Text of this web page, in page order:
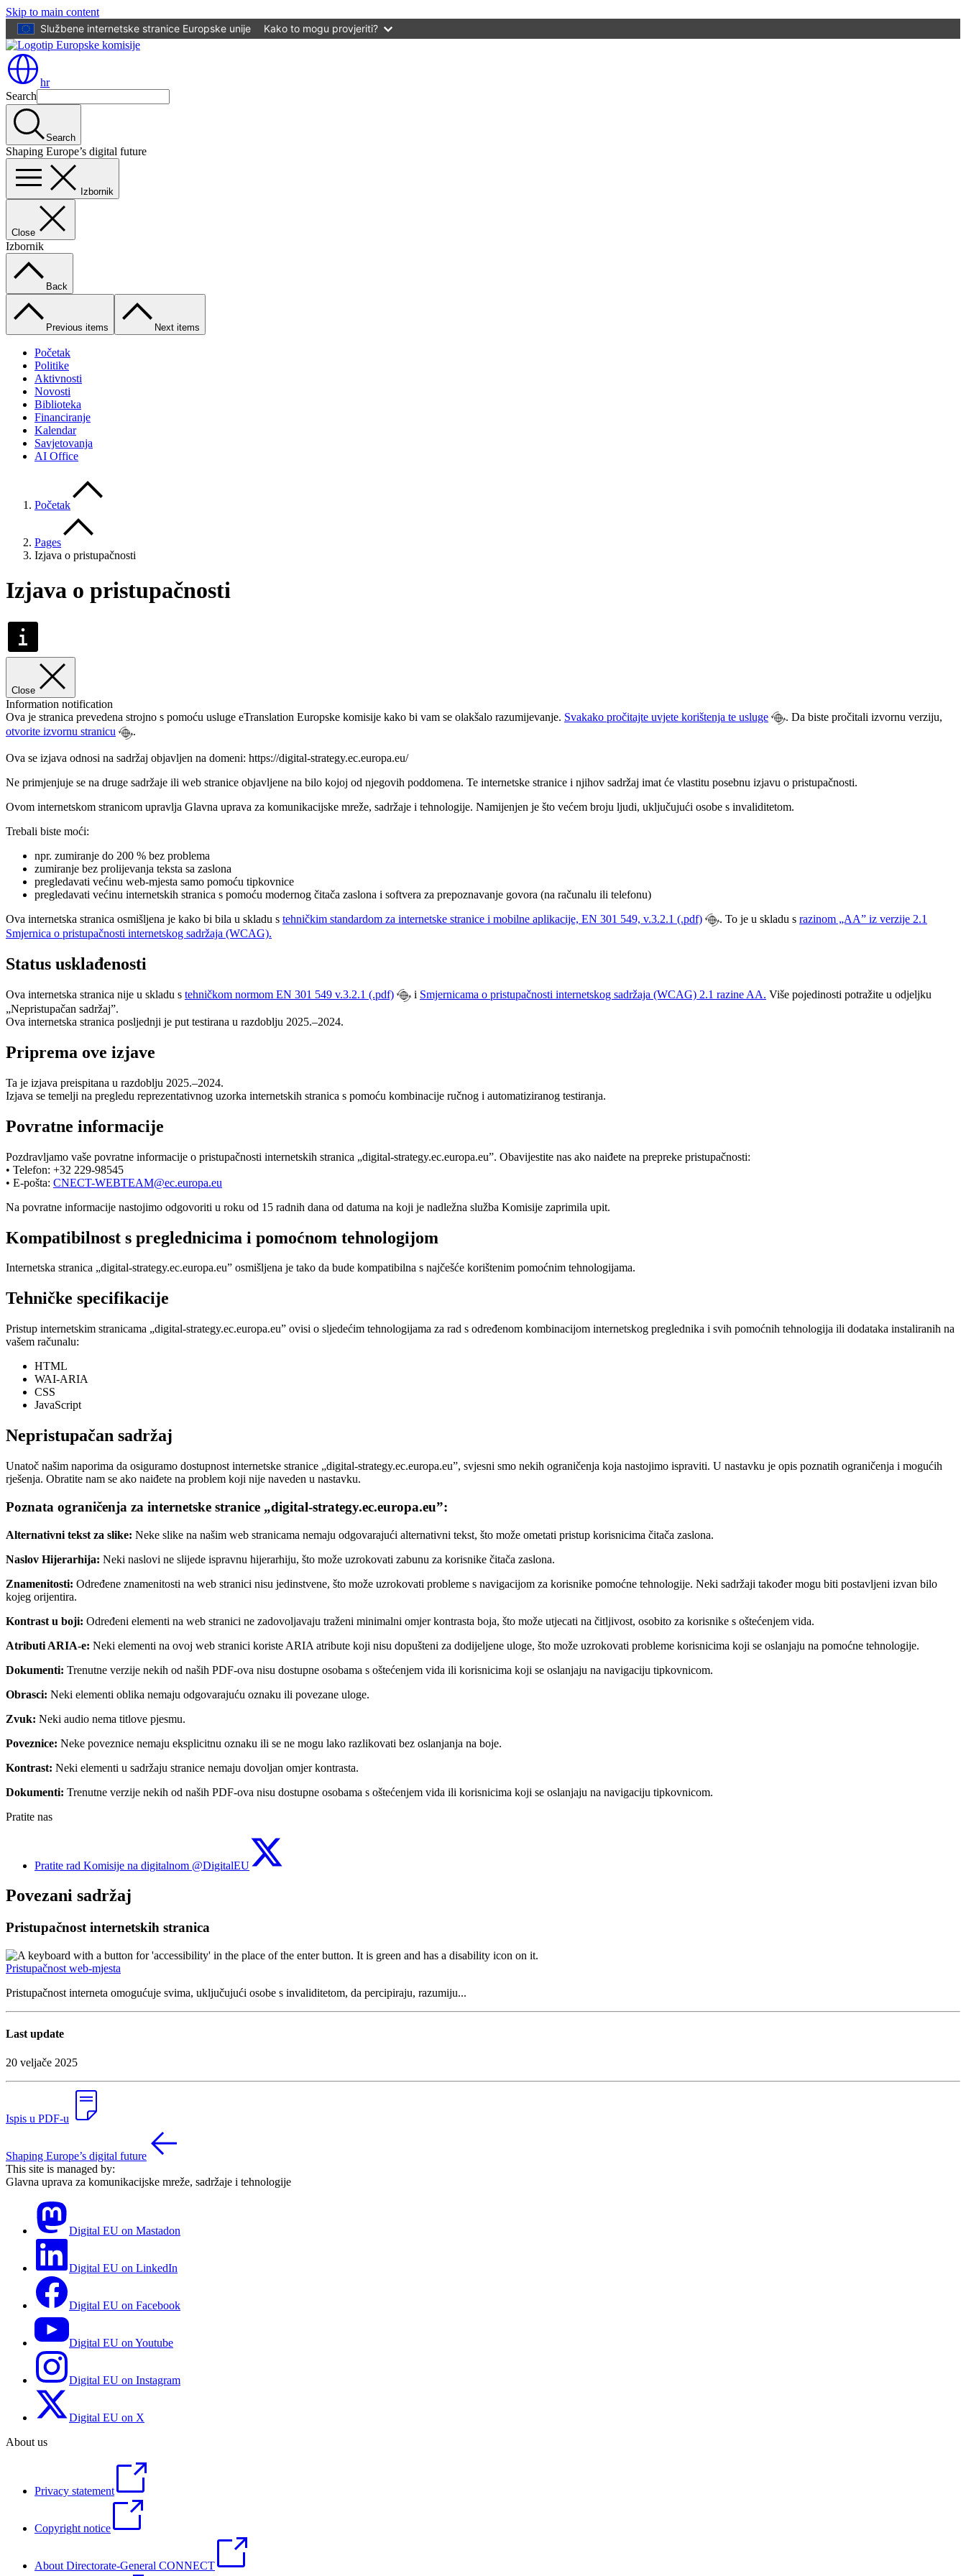
Skip to main content
Službene internetske stranice Europske unije
Kako to mogu provjeriti?
hr
Search
Search
Shaping Europe’s digital future
Izbornik
Close
Izbornik
Back
Previous items Next items
Početak
Politike
Aktivnosti
Novosti
Biblioteka
Financiranje
Kalendar
Savjetovanja
AI Office
Početak
Pages
Izjava o pristupačnosti
Izjava o pristupačnosti
Close
Information notification
Ova je stranica prevedena strojno s pomoću usluge eTranslation Europske komisije kako bi vam se olakšalo razumijevanje. Svakako pročitajte uvjete korištenja te usluge
. Da biste pročitali izvornu verziju,
otvorite izvornu stranicu
.
Ova se izjava odnosi na sadržaj objavljen na domeni: https://digital-strategy.ec.europa.eu/
Ne primjenjuje se na druge sadržaje ili web stranice objavljene na bilo kojoj od njegovih poddomena. Te internetske stranice i njihov sadržaj imat će vlastitu posebnu izjavu o pristupačnosti.
Ovom internetskom stranicom upravlja Glavna uprava za komunikacijske mreže, sadržaje i tehnologije. Namijenjen je što većem broju ljudi, uključujući osobe s invaliditetom.
Trebali biste moći:
npr. zumiranje do 200 % bez problema
zumiranje bez prolijevanja teksta sa zaslona
pregledavati većinu web-mjesta samo pomoću tipkovnice
pregledavati većinu internetskih stranica s pomoću modernog čitača zaslona i softvera za prepoznavanje govora (na računalu ili telefonu)
Ova internetska stranica osmišljena je kako bi bila u skladu s tehničkim standardom za internetske stranice i mobilne aplikacije, EN 301 549, v.3.2.1 (.pdf) . To je u skladu s razinom „AA” iz verzije 2.1
Smjernica o pristupačnosti internetskog sadržaja (WCAG).
Status usklađenosti
Ova internetska stranica nije u skladu s tehničkom normom EN 301 549 v.3.2.1 (.pdf) i Smjernicama o pristupačnosti internetskog sadržaja (WCAG) 2.1 razine AA. Više pojedinosti potražite u odjeljku
„Nepristupačan sadržaj”.
Ova internetska stranica posljednji je put testirana u razdoblju 2025.–2024.
Priprema ove izjave
Ta je izjava preispitana u razdoblju 2025.–2024.
Izjava se temelji na pregledu reprezentativnog uzorka internetskih stranica s pomoću kombinacije ručnog i automatiziranog testiranja.
Povratne informacije
Pozdravljamo vaše povratne informacije o pristupačnosti internetskih stranica „digital-strategy.ec.europa.eu”. Obavijestite nas ako naiđete na prepreke pristupačnosti:
• Telefon: +32 229-98545
• E-pošta: CNECT-WEBTEAM@ec.europa.eu
Na povratne informacije nastojimo odgovoriti u roku od 15 radnih dana od datuma na koji je nadležna služba Komisije zaprimila upit.
Kompatibilnost s preglednicima i pomoćnom tehnologijom
Internetska stranica „digital-strategy.ec.europa.eu” osmišljena je tako da bude kompatibilna s najčešće korištenim pomoćnim tehnologijama.
Tehničke specifikacije
Pristup internetskim stranicama „digital-strategy.ec.europa.eu” ovisi o sljedećim tehnologijama za rad s određenom kombinacijom internetskog preglednika i svih pomoćnih tehnologija ili dodataka instaliranih na
vašem računalu:
HTML
WAI-ARIA
CSS
JavaScript
Nepristupačan sadržaj
Unatoč našim naporima da osiguramo dostupnost internetske stranice „digital-strategy.ec.europa.eu”, svjesni smo nekih ograničenja koja nastojimo ispraviti. U nastavku je opis poznatih ograničenja i mogućih
rješenja. Obratite nam se ako naiđete na problem koji nije naveden u nastavku.
Poznata ograničenja za internetske stranice „digital-strategy.ec.europa.eu”:
Alternativni tekst za slike: Neke slike na našim web stranicama nemaju odgovarajući alternativni tekst, što može ometati pristup korisnicima čitača zaslona.
Naslov Hijerarhija: Neki naslovi ne slijede ispravnu hijerarhiju, što može uzrokovati zabunu za korisnike čitača zaslona.
Znamenitosti: Određene znamenitosti na web stranici nisu jedinstvene, što može uzrokovati probleme s navigacijom za korisnike pomoćne tehnologije. Neki sadržaji također mogu biti postavljeni izvan bilo
kojeg orijentira.
Kontrast u boji: Određeni elementi na web stranici ne zadovoljavaju traženi minimalni omjer kontrasta boja, što može utjecati na čitljivost, osobito za korisnike s oštećenjem vida.
Atributi ARIA-e: Neki elementi na ovoj web stranici koriste ARIA atribute koji nisu dopušteni za dodijeljene uloge, što može uzrokovati probleme korisnicima koji se oslanjaju na pomoćne tehnologije.
Dokumenti: Trenutne verzije nekih od naših PDF-ova nisu dostupne osobama s oštećenjem vida ili korisnicima koji se oslanjaju na navigaciju tipkovnicom.
Obrasci: Neki elementi oblika nemaju odgovarajuću oznaku ili povezane uloge.
Zvuk: Neki audio nema titlove pjesmu.
Poveznice: Neke poveznice nemaju eksplicitnu oznaku ili se ne mogu lako razlikovati bez oslanjanja na boje.
Kontrast: Neki elementi u sadržaju stranice nemaju dovoljan omjer kontrasta.
Dokumenti: Trenutne verzije nekih od naših PDF-ova nisu dostupne osobama s oštećenjem vida ili korisnicima koji se oslanjaju na navigaciju tipkovnicom.
Pratite nas
Pratite rad Komisije na digitalnom @DigitalEU
Povezani sadržaj
Pristupačnost internetskih stranica
Pristupačnost web-mjesta
Pristupačnost interneta omogućuje svima, uključujući osobe s invaliditetom, da percipiraju, razumiju...
Last update
20 veljače 2025
Ispis u PDF-u
Shaping Europe’s digital future
This site is managed by:
Glavna uprava za komunikacijske mreže, sadržaje i tehnologije
Digital EU on Mastadon
Digital EU on LinkedIn
Digital EU on Facebook
Digital EU on Youtube
Digital EU on Instagram
Digital EU on X
About us
Privacy statement
Copyright notice
About Directorate-General CONNECT